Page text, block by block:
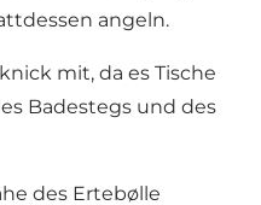
angeln.
mit, da es Tische
Badestegs und des
des Ertebølle